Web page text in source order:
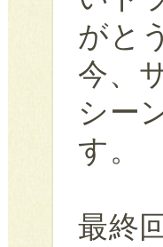
がと
今、
シー
す。
最終